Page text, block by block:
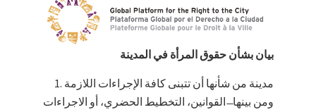
بيان بشأن حقوق المرأة في المدينة
مدينة من شأنها أن تتبنى كافة الإجراءات اللازمة
ومن بينها ̶ القوانين، التخطيط الحضري، أو الاجراءات